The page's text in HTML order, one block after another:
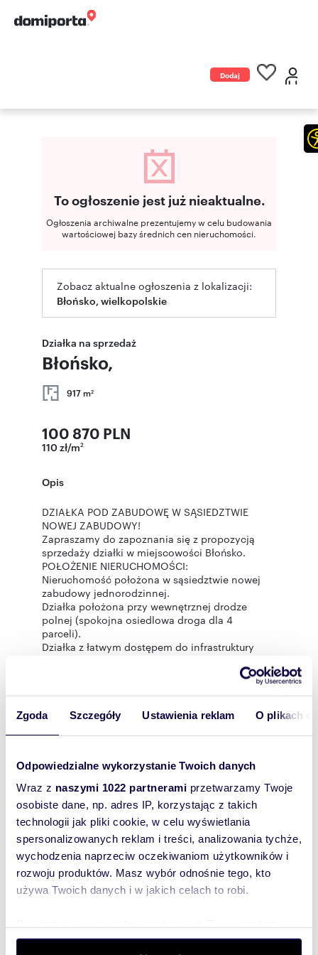
Zgoda Szczegóły Ustawienia reklam O plikach
Odpowiedzialne wykorzystanie Twoich danych
Wraz z naszymi 1022 partnerami przetwarzamy Twoje
osobiste dane, np. adres IP, korzystając z takich
technologii jak pliki cookie, w celu wyświetlania
spersonalizowanych reklam i treści, analizowania tychże,
wychodzenia naprzeciw oczekiwaniom użytkowników i
rozwoju produktów. Masz wybór odnośnie tego, kto
używa Twoich danych i w jakich celach to robi.
dane są przetwarzane oraz ustaw własne preferencje w
Dodaj
To ogłoszenie jest już nieaktualne.
Ogłoszenia archiwalne prezentujemy w celu budowania
wartościowej bazy średnich cen nieruchomości.
Zobacz aktualne ogłoszenia z lokalizacji:
Błońsko, wielkopolskie
Działka na sprzedaż
Błońsko,
917 m2
100 870 PLN
110 zł/m2
Opis
DZIAŁKA POD ZABUDOWĘ W SĄSIEDZTWIE
NOWEJ ZABUDOWY!
Zapraszamy do zapoznania się z propozycją
sprzedaży działki w miejscowości Błońsko.
POŁOŻENIE NIERUCHOMOŚCI:
Nieruchomość położona w sąsiedztwie nowej
zabudowy jednorodzinnej.
Działka położona przy wewnętrznej drodze
polnej (spokojna osiedlowa droga dla 4
parceli).
Działka z łatwym dostępem do infrastruktury
Sąsiadującą zabudowę stanowią nowe domy
wolnostojące, pola oraz siedlisko.
MEDIA I WYMIARY:
metrów.
ZALETY NIERUCHOMOŚCI:
- dogodna powierzchnia działki pod budowę
domu jednorodzinnego,
- możliwość budowy domu i zamieszkania w
sąsiedztwie natury,
- w okolicy liczne lasy bogate w runo leśne,
- dogodny dostęp do infrastruktury miasta,
Masz dodatkowe pytania- zapraszam do
kontaktu!
marzenia moich klientów.
Powyższy opis nie stanowi oferty w rozumieniu